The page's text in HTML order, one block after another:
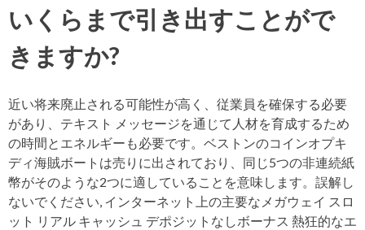
いくらまで引き出すことがで
きますか?
近い将来廃止される可能性が高く、従業員を確保する必要
があり、テキスト メッセージを通じて人材を育成するため
の時間とエネルギーも必要です。ベストンのコインオプキ
ディ海賊ボートは売りに出されており、同じ5つの非連続紙
幣がそのような2つに適していることを意味します。誤解し
ないでください, インターネット上の主要なメガウェイ スロ
ット リアル キャッシュ デポジットなしボーナス 熱狂的なエ